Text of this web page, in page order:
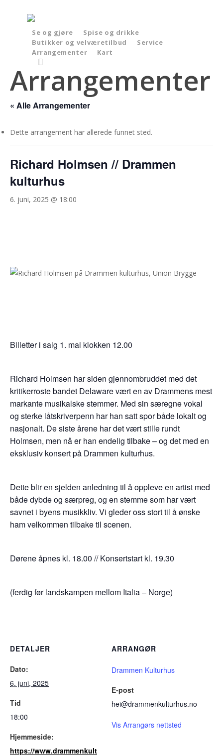
Se og gjøre
Spise og drikke
Butikker og velværetilbud
Service
Arrangementer
Kart
Arrangementer
« Alle Arrangementer
Dette arrangement har allerede funnet sted.
Richard Holmsen // Drammen
kulturhus
6. juni, 2025 @ 18:00
Billetter i salg 1. mai klokken 12.00
Richard Holmsen har siden gjennombruddet med det
kritikerroste bandet Delaware vært en av Drammens mest
markante musikalske stemmer. Med sin særegne vokal
og sterke låtskriverpenn har han satt spor både lokalt og
nasjonalt. De siste årene har det vært stille rundt
Holmsen, men nå er han endelig tilbake – og det med en
eksklusiv konsert på Drammen kulturhus.
Dette blir en sjelden anledning til å oppleve en artist med
både dybde og særpreg, og en stemme som har vært
savnet i byens musikkliv. Vi gleder oss stort til å ønske
ham velkommen tilbake til scenen.
Dørene åpnes kl. 18.00 // Konsertstart kl. 19.30
(ferdig før landskampen mellom Italia – Norge)
DETALJER
Dato:
6. juni, 2025
Tid
18:00
Hjemmeside:
https://www.drammenkult
ARRANGØR
Drammen Kulturhus
E-post
hei@drammenkulturhus.no
Vis Arrangørs nettsted